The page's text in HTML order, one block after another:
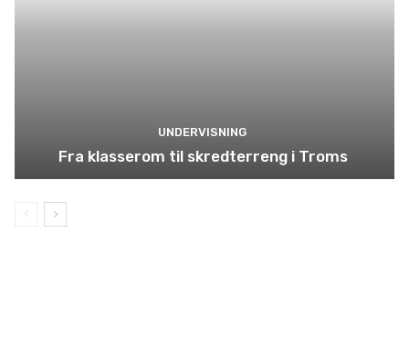
UNDERVISNING
Fra klasserom til skredterreng i Troms